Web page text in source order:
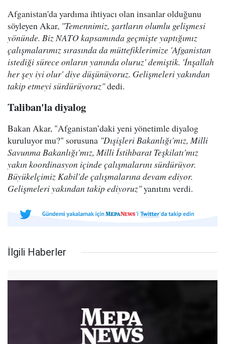
Afganistan'da yardıma ihtiyacı olan insanlar olduğunu
söyleyen Akar, "Temennimiz, şartların olumlu gelişmesi
yönünde. Biz NATO kapsamında geçmişte yaptığımız
çalışmalarımız sırasında da müttefiklerimize 'Afganistan
istediği sürece onların yanında oluruz' demiştik. 'İnşallah
her şey iyi olur' diye düşünüyoruz. Gelişmeleri yakından
takip etmeyi sürdürüyoruz"dedi.
Taliban'la diyalog
Bakan Akar, "Afganistan’daki yeni yönetimle diyalog
kuruluyor mu?" sorusuna "Dışişleri Bakanlığı'mız, Milli
Savunma Bakanlığı'mız, Milli İstihbarat Teşkilatı'mız
yakın koordinasyon içinde çalışmalarını sürdürüyor.
Büyükelçimiz Kabil'de çalışmalarına devam ediyor.
Gelişmeleri yakından takip ediyoruz"yanıtını verdi.
İlgili Haberler